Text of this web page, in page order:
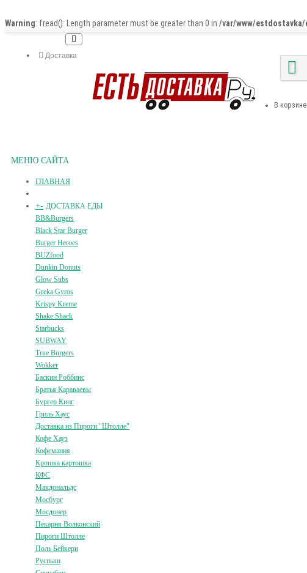
Warning: fread(): Length parameter must be greater than 0 in /var/www/
Доставка
В корзине
МЕНЮ САЙТА
ГЛАВНАЯ
+- ДОСТАВКА ЕДЫ
BB&Burgers
Black Star Burger
Burger Heroes
BUZfood
Dunkin Donuts
Glow Subs
Greka Gyros
Krispy Kreme
Shake Shack
Starbucks
SUBWAY
True Burgers
Wokker
Баскин Роббинс
Братья Караваевы
Бургер Кинг
Гриль Хаус
Доставка из Пироги "Штолле"
Кофе Хауз
Кофемания
Крошка картошка
КФС
Макдональдс
Мосбург
Мосдонер
Пекарня Волконский
Пироги Штолле
Поль Бейкери
Руспыш